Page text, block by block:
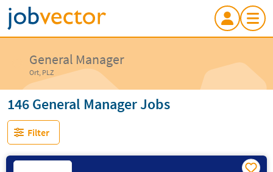
General Manager
Ort, PLZ
146 General Manager Jobs
Filter